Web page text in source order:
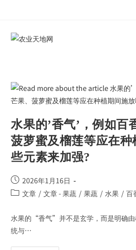
水果的’香气’，例如百
菠萝蜜及榴莲等应在种
些元素来加强?
2026年1月16日
文章 / 文章 - 果蔬 / 果蔬 / 水果 / 百
水果的“香气”并不是玄学，而是明确
统与…